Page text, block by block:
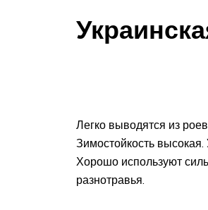
Легко выводятся из
Зимостойкость высокая.
Хорошо используют
разнотравья.